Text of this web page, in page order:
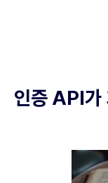
인증 API가